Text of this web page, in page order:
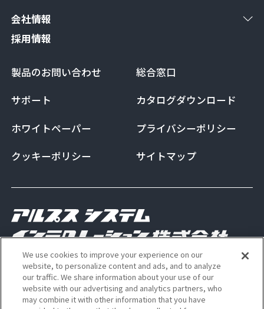
会社情報
採用情報
製品のお問い合わせ
総合窓口
サポート
カタログダウンロード
ホワイトペーパー
プライバシーポリシー
クッキーポリシー
サイトマップ
Copyright Alps System Integration Co., Ltd. All
rights reserved
We use cookies to improve your experience on our
website, to personalize content and ads, and to analyze
our traffic. We share information about your use of our
website with our advertising and analytics partners, who
may combine it with other information that you have